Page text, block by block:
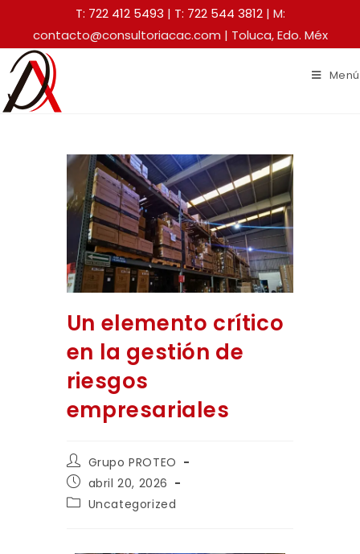
T: 722 412 5493 | T: 722 544 3812| M:
contacto@consultoriacac.com | Toluca, Edo. Méx
Menú
Un elemento crítico
en la gestión de
riesgos
empresariales
Grupo PROTEO
abril 20, 2026
Uncategorized